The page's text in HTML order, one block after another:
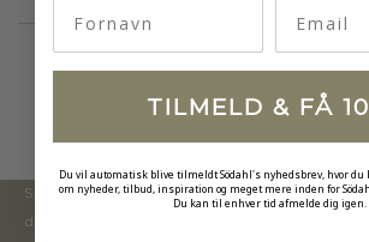
Södahl ønsker at tilbyde en moderne og
der inspirerer forbrugerne til at forny deres
TILMELD & FÅ
Du vil automatisk blive tilmeldt Södahl's nyhedsbrev, hvor
om nyheder, tilbud, inspiration og meget mere inden for
Du kan til enhver tid afmelde dig igen.